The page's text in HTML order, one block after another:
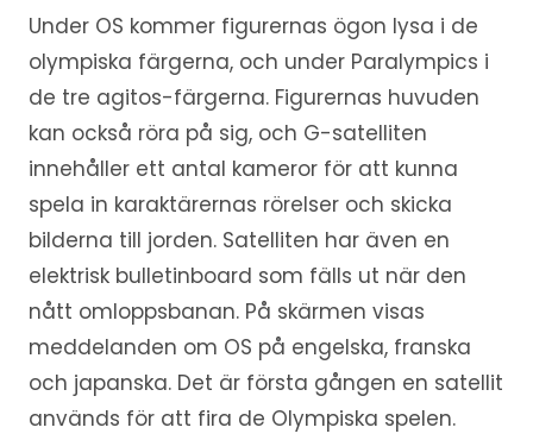
Under OS kommer figurernas ögon lysa i de
olympiska färgerna, och under Paralympics i
de tre agitos-färgerna. Figurernas huvuden
kan också röra på sig, och G-satelliten
innehåller ett antal kameror för att kunna
spela in karaktärernas rörelser och skicka
bilderna till jorden. Satelliten har även en
elektrisk bulletinboard som fälls ut när den
nått omloppsbanan. På skärmen visas
meddelanden om OS på engelska, franska
och japanska. Det är första gången en satellit
används för att fira de Olympiska spelen.